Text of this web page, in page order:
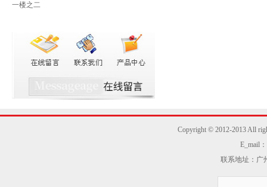
一楼之二
Copyright © 2012-2013 All
E_mail
联系地址：广